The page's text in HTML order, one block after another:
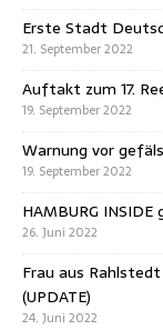
Erste Stadt
21. September 2022
Auftakt zum 17.
19. September 2022
Warnung vor
19. September 2022
HAMBURG
26. Juni 2022
Frau aus
(UPDATE)
24. Juni 2022